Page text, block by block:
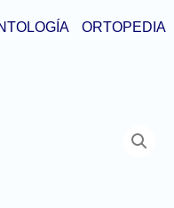
ORTOPEDIA